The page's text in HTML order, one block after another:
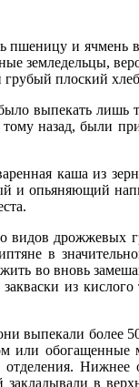
пшеницу и
земледельцы,
грубый плоский
выпекать лишь
назад, были
каша из
и опьяняющий
видов дрожжевых
в
во вновь
из
выпекали более
или
Нижнее
в